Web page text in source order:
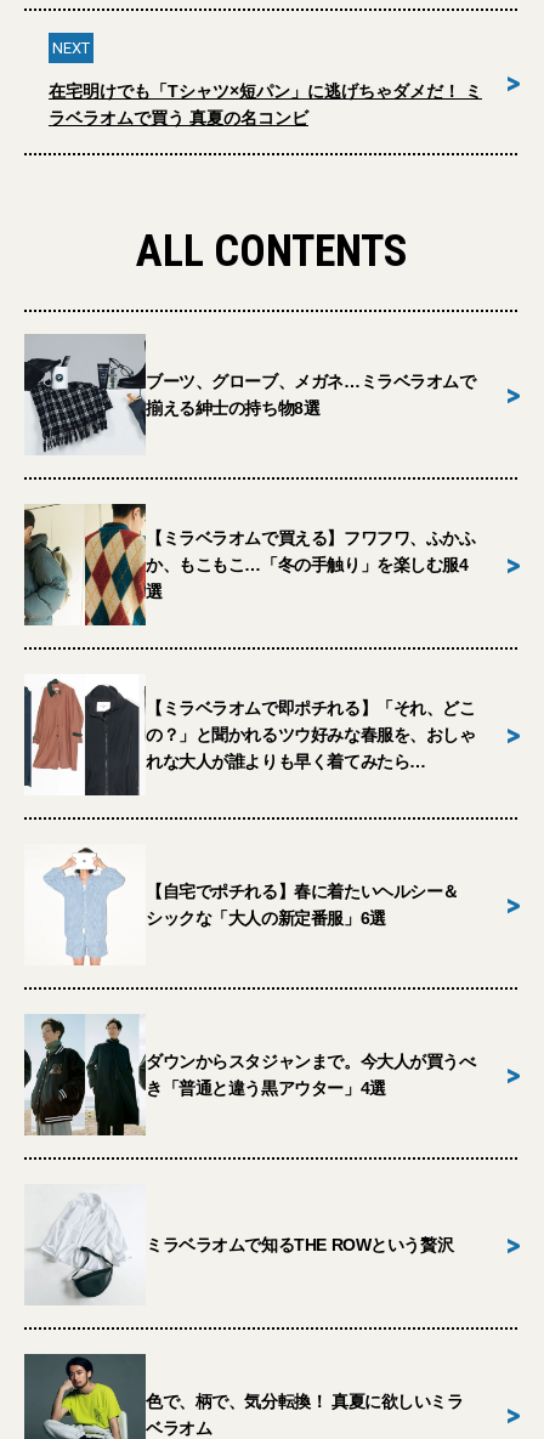
NEXT
在宅明けでも「Tシャツ×短パン」に逃げちゃダメだ！ ミ
ラベラオムで買う 真夏の名コンビ
>
ALL CONTENTS
ブーツ、グローブ、メガネ…ミラベラオムで
揃える紳士の持ち物8選
>
【ミラベラオムで買える】フワフワ、ふかふ
か、もこもこ…「冬の手触り」を楽しむ服4
選
>
【ミラベラオムで即ポチれる】「それ、どこ
の？」と聞かれるツウ好みな春服を、おしゃ
れな大人が誰よりも早く着てみたら…
>
【自宅でポチれる】春に着たいヘルシー＆
シックな「大人の新定番服」6選
>
ダウンからスタジャンまで。今大人が買うべ
き「普通と違う黒アウター」4選
>
ミラベラオムで知るTHE ROWという贅沢 >
色で、柄で、気分転換！ 真夏に欲しいミラ
ベラオム
>